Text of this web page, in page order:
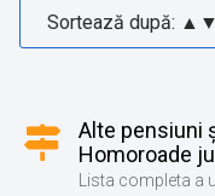
Alte pensiuni
Homoroade
Lista completa